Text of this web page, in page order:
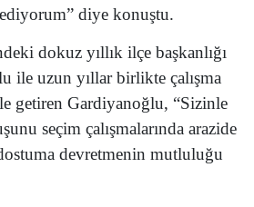
diye konuştu.
dokuz yıllık ilçe başkanlığı
ile uzun yıllar birlikte çalışma
getiren Gardiyanoğlu, “Sizinle
seçim çalışmalarında arazide
devretmenin mutluluğu